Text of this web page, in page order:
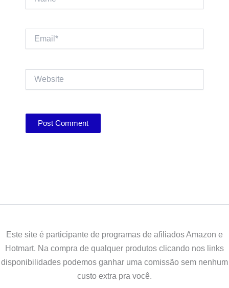
Email*
Website
Este site é participante de programas de afiliados Amazon e
Hotmart. Na compra de qualquer produtos clicando nos links
disponibilidades podemos ganhar uma comissão sem nenhum
custo extra pra você.